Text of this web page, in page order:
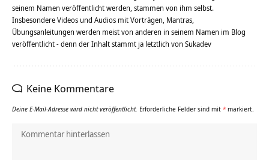
seinem Namen veröffentlicht werden, stammen von ihm selbst.
Insbesondere Videos und Audios mit Vorträgen, Mantras,
Übungsanleitungen werden meist von anderen in seinem Namen im Blog
veröffentlicht - denn der Inhalt stammt ja letztlich von Sukadev
Keine Kommentare
Deine E-Mail-Adresse wird nicht veröffentlicht. Erforderliche Felder sind mit * markiert.